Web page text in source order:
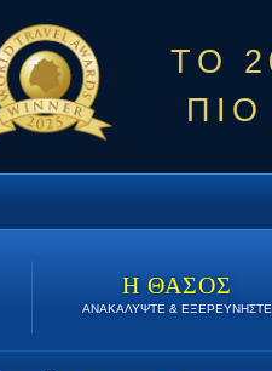
ΤΟ
Η ΘΑΣΟΣ
ΑΝΑΚΑΛΥΨΤΕ & ΕΞΕΡΕΥΝΗΣΤΕ